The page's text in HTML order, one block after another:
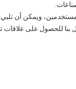
ويمكن أن تلبي
للحصول على علاقات